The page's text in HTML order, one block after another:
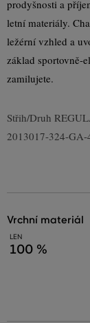
prodyšnosti a
letní materiály.
ležérní vzhled a
základ sportovně-
zamilujete.
Střih/Druh
2013017-324-
vrchní materiál
LEN
100 %